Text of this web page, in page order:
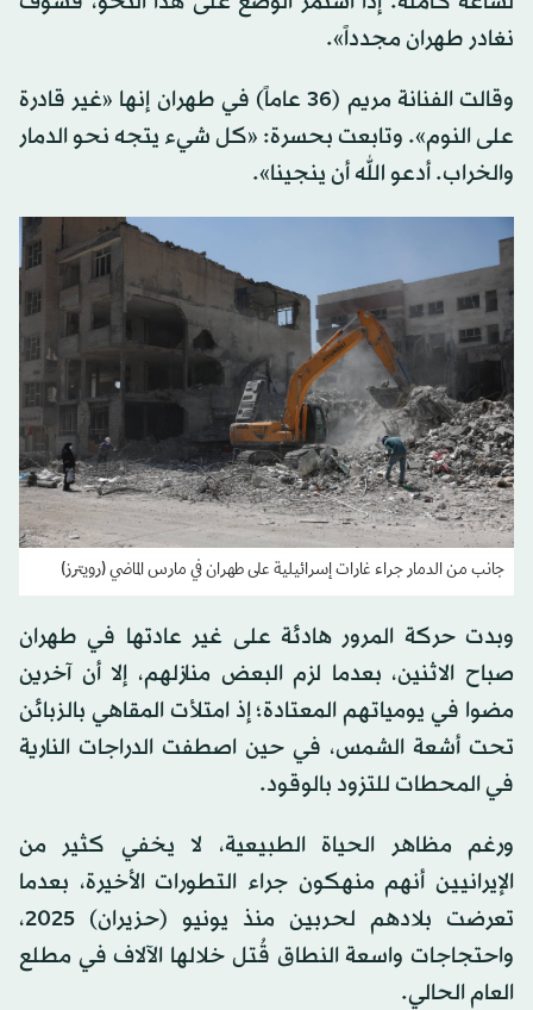
نغادر طهران مجدداً».
وقالت الفنانة مريم (36 عاماً) في طهران إنها «غير قادرة
على النوم». وتابعت بحسرة: «كل شيء يتجه نحو الدمار
والخراب. أدعو الله أن ينجينا».
جانب من الدمار جراء غارات إسرائيلية على طهران في مارس الماضي (رويترز)
وبدت حركة المرور هادئة على غير عادتها في طهران
صباح الاثنين، بعدما لزم البعض منازلهم، إلا أن آخرين
مضوا في يومياتهم المعتادة؛ إذ امتلأت المقاهي بالزبائن
تحت أشعة الشمس، في حين اصطفت الدراجات النارية
في المحطات للتزود بالوقود.
ورغم مظاهر الحياة الطبيعية، لا يخفي كثير من
الإيرانيين أنهم منهكون جراء التطورات الأخيرة، بعدما
تعرضت بلادهم لحربين منذ يونيو (حزيران) 2025،
واحتجاجات واسعة النطاق قُتل خلالها الآلاف في مطلع
العام الحالي.